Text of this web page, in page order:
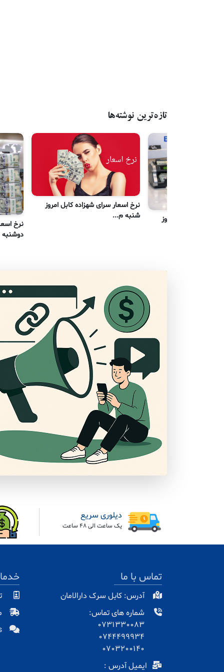
تازه‌ترین نوشته‌ها
نرخ
دوشنبه
نرخ اسعار سرای شهزاده کابل امروز
شنبه م...
شهزاده کابل امروز
دیلوری سریع
یک ساعت الی 48 ساعت
تماس با ما
آدرس: کابل سرک دارالامان
شماره های تماس:
0731330083
0744499934
0703200140
ایمیل آدرس :